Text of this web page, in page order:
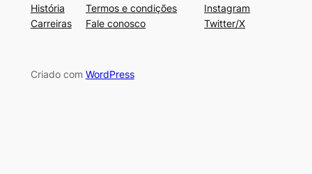
História
Carreiras
Termos e condições
Fale conosco
Instagram
Twitter/X
Criado com WordPress